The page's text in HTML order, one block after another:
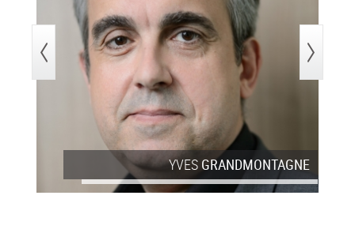
YVES GRANDMONTAGNE
>